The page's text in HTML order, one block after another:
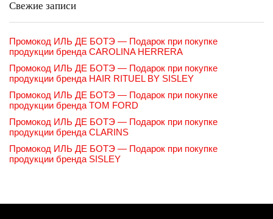
Свежие записи
Промокод ИЛЬ ДЕ БОТЭ — Подарок при покупке
продукции бренда CAROLINA HERRERA
Промокод ИЛЬ ДЕ БОТЭ — Подарок при покупке
продукции бренда HAIR RITUEL BY SISLEY
Промокод ИЛЬ ДЕ БОТЭ — Подарок при покупке
продукции бренда TOM FORD
Промокод ИЛЬ ДЕ БОТЭ — Подарок при покупке
продукции бренда CLARINS
Промокод ИЛЬ ДЕ БОТЭ — Подарок при покупке
продукции бренда SISLEY